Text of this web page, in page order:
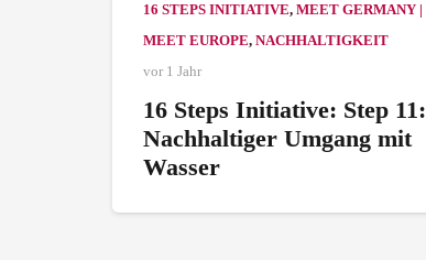
16 STEPS INITIATIVE, MEET GERMANY |
MEET EUROPE, NACHHALTIGKEIT
vor 1 Jahr
16 Steps Initiative: Step 11:
Nachhaltiger Umgang mit
Wasser